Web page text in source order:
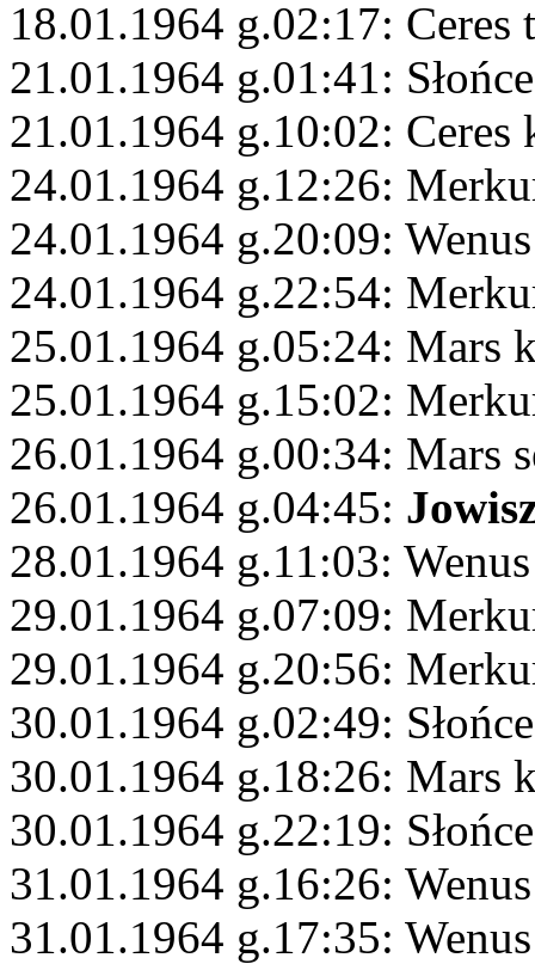
18.01.1964 g.02:17: Ceres
21.01.1964 g.01:41:
21.01.1964 g.10:02: Ceres
24.01.1964 g.12:26:
24.01.1964 g.20:09:
24.01.1964 g.22:54:
25.01.1964 g.05:24: Mars
25.01.1964 g.15:02:
26.01.1964 g.00:34: Mars
26.01.1964 g.04:45:
28.01.1964 g.11:03:
29.01.1964 g.07:09:
29.01.1964 g.20:56:
30.01.1964 g.02:49:
30.01.1964 g.18:26: Mars
30.01.1964 g.22:19:
31.01.1964 g.16:26:
31.01.1964 g.17:35: